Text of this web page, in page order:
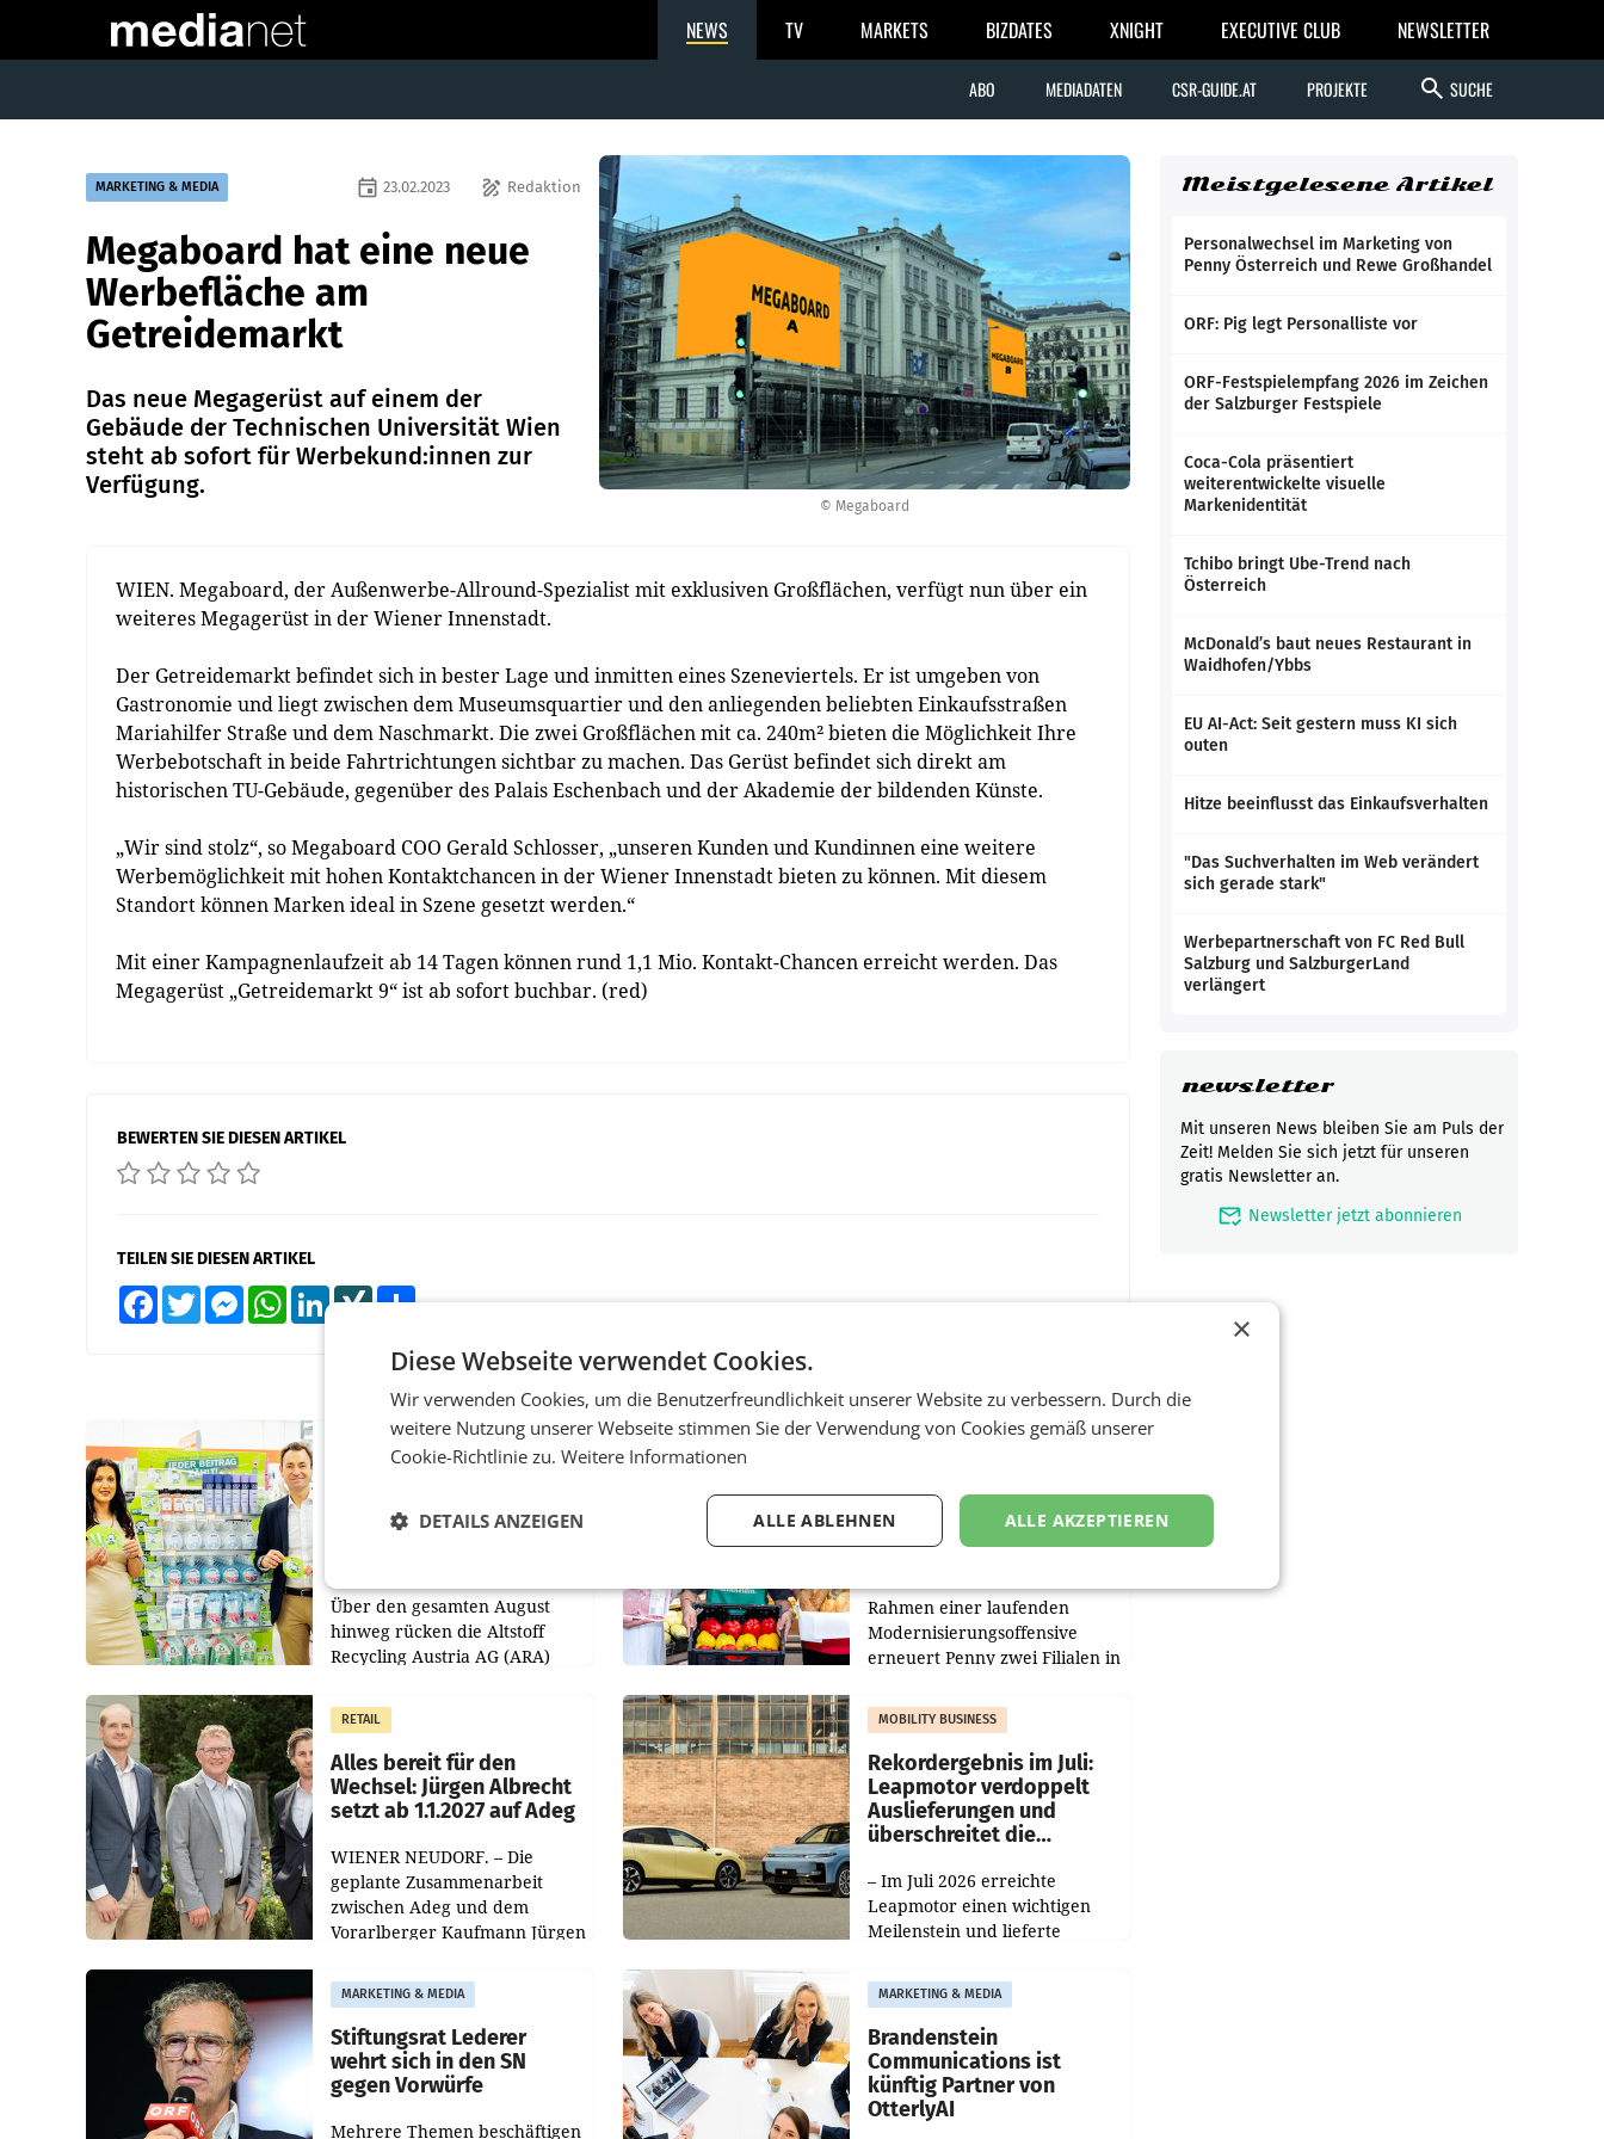
NEWS TV MARKETS BIZDATES XNIGHT EXECUTIVE CLUB NEWSLETTER
ABO MEDIADATEN CSR-GUIDE.AT PROJEKTE search SUCHE
© Megaboard
MARKETING & MEDIA draw Redaktion
event 23.02.2023
Megaboard hat eine neue
Werbefläche am
Getreidemarkt
Das neue Megagerüst auf einem der
Gebäude der Technischen Universität Wien
steht ab sofort für Werbekund:innen zur
Verfügung.
WIEN. Megaboard, der Außenwerbe-Allround-Spezialist mit exklusiven Großflächen, verfügt nun über ein
weiteres Megagerüst in der Wiener Innenstadt.
Der Getreidemarkt befindet sich in bester Lage und inmitten eines Szeneviertels. Er ist umgeben von
Gastronomie und liegt zwischen dem Museumsquartier und den anliegenden beliebten Einkaufsstraßen
Mariahilfer Straße und dem Naschmarkt. Die zwei Großflächen mit ca. 240m² bieten die Möglichkeit Ihre
Werbebotschaft in beide Fahrtrichtungen sichtbar zu machen. Das Gerüst befindet sich direkt am
historischen TU-Gebäude, gegenüber des Palais Eschenbach und der Akademie der bildenden Künste.
„Wir sind stolz“, so Megaboard COO Gerald Schlosser, „unseren Kunden und Kundinnen eine weitere
Werbemöglichkeit mit hohen Kontaktchancen in der Wiener Innenstadt bieten zu können. Mit diesem
Standort können Marken ideal in Szene gesetzt werden.“
Mit einer Kampagnenlaufzeit ab 14 Tagen können rund 1,1 Mio. Kontakt-Chancen erreicht werden. Das
Megagerüst „Getreidemarkt 9“ ist ab sofort buchbar. (red)
BEWERTEN SIE DIESEN ARTIKEL
TEILEN SIE DIESEN ARTIKEL
FacebookTwitter MessengerWhatsAppLinkedInXING
Zirkularität: ARA und
Müller informieren am
Kreislauffähigkeit
Über den gesamten August
hinweg rücken die Altstoff
Recycling Austria AG (ARA)
Müller die Initiative „Kreislauf-
Helden“ in allen
österreichischen Müller-Filialen
RETAIL
Penny modernisiert zwei
Filialen in Ober- und
Niederösterreich
Rahmen einer laufenden
Modernisierungsoffensive
erneuert Penny zwei Filialen in
Die beiden Standorte liegen in
Haag sowie im rund
RETAIL
Alles bereit für den
Wechsel: Jürgen Albrecht
setzt ab 1.1.2027 auf Adeg
WIENER NEUDORF. – Die
geplante Zusammenarbeit
zwischen Adeg und dem
Vorarlberger Kaufmann Jürgen
freigegeben: Die
Bundeswettbewerbsbehörde
und der Bundeskartellanwalt
MOBILITY BUSINESS
Rekordergebnis im Juli:
Leapmotor verdoppelt
Auslieferungen und
überschreitet die
– Im Juli 2026 erreichte
Leapmotor einen wichtigen
Meilenstein und lieferte
aus, womit sich das Ergebnis
gegenüber Juli 2025 mehr als
verdoppelte (+102
MARKETING & MEDIA
Stiftungsrat Lederer
wehrt sich in den SN
gegen Vorwürfe
Mehrere Themen beschäftigen
MARKETING & MEDIA
Brandenstein
Communications ist
künftig Partner von
OtterlyAI
Meistgelesene Artikel
Personalwechsel im Marketing von
Penny Österreich und Rewe Großhandel
ORF: Pig legt Personalliste vor
ORF-Festspielempfang 2026 im Zeichen
der Salzburger Festspiele
Coca-Cola präsentiert
weiterentwickelte visuelle
Markenidentität
Tchibo bringt Ube-Trend nach
Österreich
McDonald’s baut neues Restaurant in
Waidhofen/Ybbs
EU AI-Act: Seit gestern muss KI sich
outen
Hitze beeinflusst das Einkaufsverhalten
"Das Suchverhalten im Web verändert
sich gerade stark"
Werbepartnerschaft von FC Red Bull
Salzburg und SalzburgerLand
verlängert
newsletter
Mit unseren News bleiben Sie am Puls der
Zeit! Melden Sie sich jetzt für unseren
gratis Newsletter an.
mark_email_read Newsletter jetzt abonnieren
×
Diese Webseite verwendet Cookies.
Wir verwenden Cookies, um die Benutzerfreundlichkeit unserer Website zu verbessern. Durch die
weitere Nutzung unserer Webseite stimmen Sie der Verwendung von Cookies gemäß unserer
Cookie-Richtlinie zu. Weitere Informationen
ALLE AKZEPTIEREN
ALLE ABLEHNEN
DETAILS ANZEIGEN